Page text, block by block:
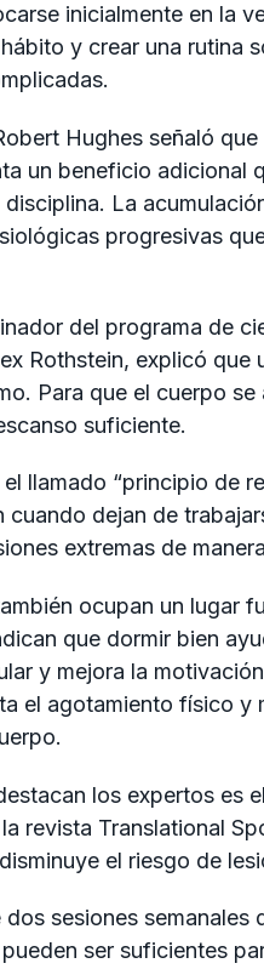
inicialmente en la
y crear una rutina
Hughes señaló
un beneficio adicional
La
progresivas
del programa de
Rothstein, explicó que
Para que el cuerpo
suficiente.
llamado “principio de
dejan de
extremas de
ocupan un lugar
que dormir bien
y mejora la
el agotamiento físico y
los expertos es
revista Translational
el riesgo de
sesiones
ser suficientes